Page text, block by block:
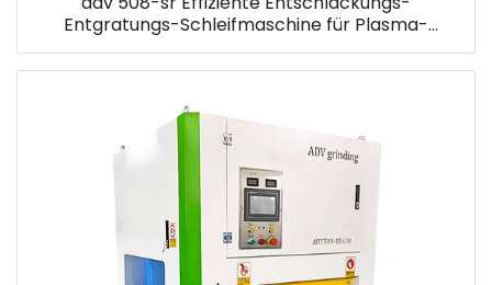
Entgratungs-Schleifmaschine für Plasma-
Autogen-Schneidteile